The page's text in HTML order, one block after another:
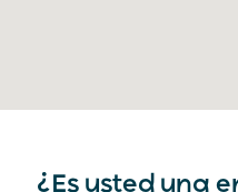
¿Es usted una